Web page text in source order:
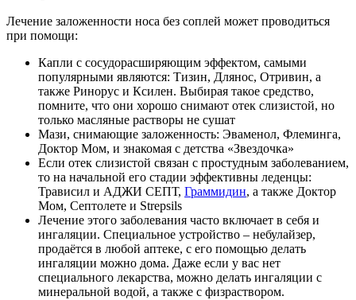
Лечение заложенности носа без соплей может проводиться
при помощи:
Капли с сосудорасширяющим эффектом, самыми
популярными являются: Тизин, Длянос, Отривин, а
также Ринорус и Ксилен. Выбирая такое средство,
помните, что они хорошо снимают отек слизистой, но
только масляные растворы не сушат
Мази, снимающие заложенность: Эваменол, Флеминга,
Доктор Мом, и знакомая с детства «Звездочка»
Если отек слизистой связан с простудным заболеванием,
то на начальной его стадии эффективны леденцы:
Трависил и АДЖИ СЕПТ, Граммидин, а также Доктор
Мом, Септолете и Strepsils
Лечение этого заболевания часто включает в себя и
ингаляции. Специальное устройство – небулайзер,
продаётся в любой аптеке, с его помощью делать
ингаляции можно дома. Даже если у вас нет
специального лекарства, можно делать ингаляции с
минеральной водой, а также с физраствором.